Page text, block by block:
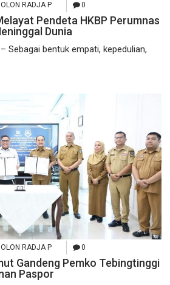
RADJA P 0
Pendeta HKBP Perumnas
Dunia
Sebagai bentuk empati, kepedulian,
RADJA P 0
Gandeng Pemko Tebingtinggi
Paspor